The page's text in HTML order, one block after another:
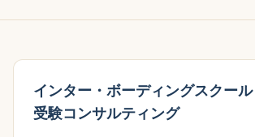
インター・ボーディングスクール
受験コンサルティング